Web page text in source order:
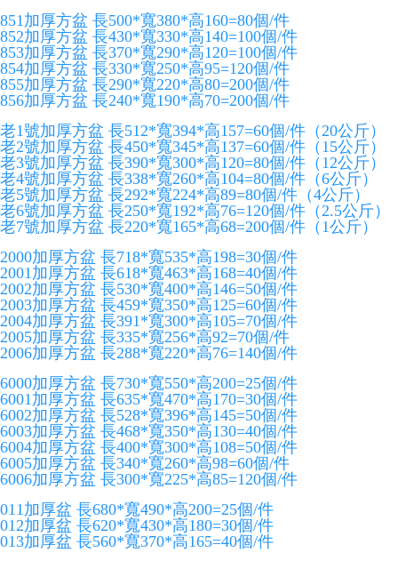
851加厚方盆 長500*寬380*高160=80個/件
852加厚方盆 長430*寬330*高140=100個/件
853加厚方盆 長370*寬290*高120=100個/件
854加厚方盆 長330*寬250*高95=120個/件
855加厚方盆 長290*寬220*高80=200個/件
856加厚方盆 長240*寬190*高70=200個/件
老1號加厚方盆 長512*寬394*高157=60個/件（20公斤）
老2號加厚方盆 長450*寬345*高137=60個/件（15公斤）
老3號加厚方盆 長390*寬300*高120=80個/件（12公斤）
老4號加厚方盆 長338*寬260*高104=80個/件（6公斤）
老5號加厚方盆 長292*寬224*高89=80個/件（4公斤）
老6號加厚方盆 長250*寬192*高76=120個/件（2.5公斤）
老7號加厚方盆 長220*寬165*高68=200個/件（1公斤）
2000加厚方盆 長718*寬535*高198=30個/件
2001加厚方盆 長618*寬463*高168=40個/件
2002加厚方盆 長530*寬400*高146=50個/件
2003加厚方盆 長459*寬350*高125=60個/件
2004加厚方盆 長391*寬300*高105=70個/件
2005加厚方盆 長335*寬256*高92=70個/件
2006加厚方盆 長288*寬220*高76=140個/件
6000加厚方盆 長730*寬550*高200=25個/件
6001加厚方盆 長635*寬470*高170=30個/件
6002加厚方盆 長528*寬396*高145=50個/件
6003加厚方盆 長468*寬350*高130=40個/件
6004加厚方盆 長400*寬300*高108=50個/件
6005加厚方盆 長340*寬260*高98=60個/件
6006加厚方盆 長300*寬225*高85=120個/件
011加厚盆 長680*寬490*高200=25個/件
012加厚盆 長620*寬430*高180=30個/件
013加厚盆 長560*寬370*高165=40個/件